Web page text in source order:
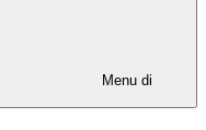
Menu di